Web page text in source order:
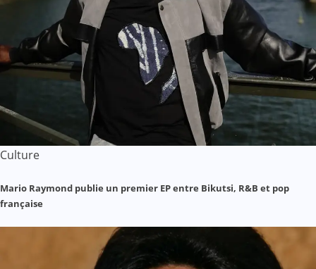
Culture
Mario Raymond publie un premier EP entre Bikutsi, R&B et pop
française